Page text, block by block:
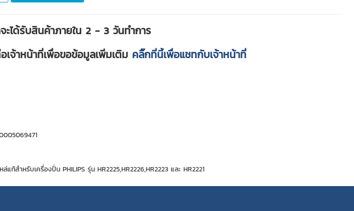
ได้รับสินค้าภายใน 2 - 3 วันทำการ
จ้าหน้าที่เพื่อขอข้อมูลเพิ่มเติม คลิ๊กที่นี้เพื่อแชทกับเจ้าหน้าที่
แท้สำหรับเครื่องปั่น PHILIPS รุ่น HR2225,HR2226,HR2223 และ HR2221